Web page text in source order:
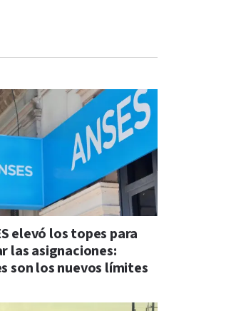
elevó los topes para
las asignaciones:
son los nuevos límites